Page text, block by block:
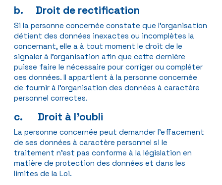
b. Droit de rectification
Si la personne concernée constate que l’organisation
détient des données inexactes ou incomplètes la
concernant, elle a à tout moment le droit de le
signaler à l’organisation afin que cette dernière
puisse faire le nécessaire pour corriger ou compléter
ces données. Il appartient à la personne concernée
de fournir à l’organisation des données à caractère
personnel correctes.
c. Droit à l’oubli
La personne concernée peut demander l’effacement
de ses données à caractère personnel si le
traitement n’est pas conforme à la législation en
matière de protection des données et dans les
limites de la Loi.